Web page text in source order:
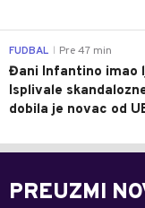
FUDBAL Pre 47 min
Đani Infantino imao
Isplivale
dobila je novac od
PREUZMI